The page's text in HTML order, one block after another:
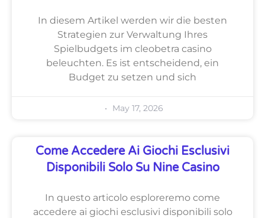
In diesem Artikel werden wir die besten
Strategien zur Verwaltung Ihres
Spielbudgets im cleobetra casino
beleuchten. Es ist entscheidend, ein
Budget zu setzen und sich
May 17, 2026
Come Accedere Ai Giochi Esclusivi
Disponibili Solo Su Nine Casino
In questo articolo esploreremo come
accedere ai giochi esclusivi disponibili solo